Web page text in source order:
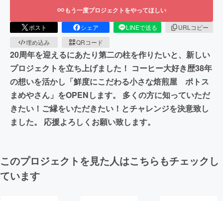
もう一度プロジェクトをやってほしい
ポスト シェア LINEで送る
URLコピー
埋め込み
QRコード
20周年を迎えるにあたり第二の柱を作りたいと、新しい
プロジェクトを立ち上げました！ コーヒー大好き歴38年
の想いを活かし「鮮度にこだわる小さな焙煎屋 ポトス
まめやさん」をOPENします。 多くの方に知っていただ
きたい！ご縁をいただきたい！とチャレンジを決意致し
ました。 応援よろしくお願い致します。
このプロジェクトを見た人はこちらもチェックし
ています